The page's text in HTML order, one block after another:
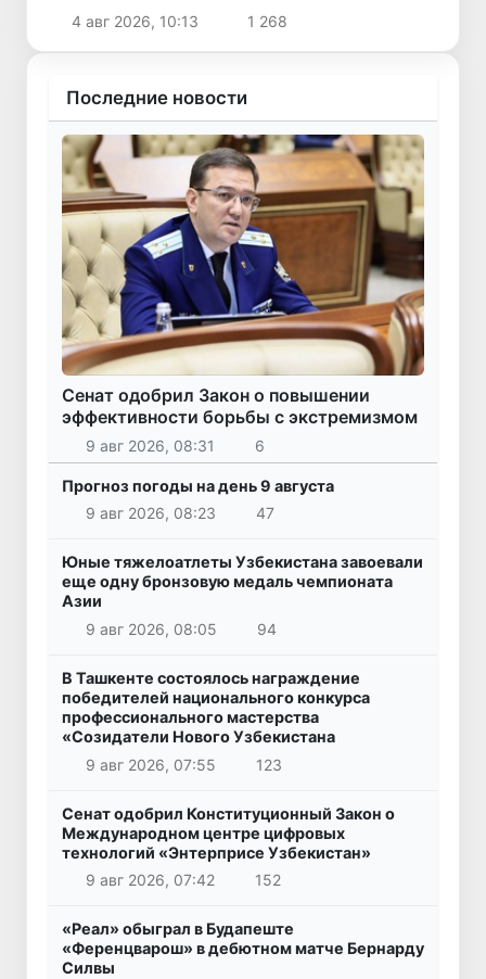
4 авг 2026, 10:13 1 268
Последние новости
Сенат одобрил Закон о повышении
эффективности борьбы с экстремизмом
9 авг 2026, 08:31 6
Прогноз погоды на день 9 августа
9 авг 2026, 08:23
47
Юные тяжелоатлеты Узбекистана завоевали
еще одну бронзовую медаль чемпионата
Азии
9 авг 2026, 08:05
94
В Ташкенте состоялось награждение
победителей национального конкурса
профессионального мастерства
«Созидатели Нового Узбекистана
9 авг 2026, 07:55
123
Сенат одобрил Конституционный Закон о
Международном центре цифровых
технологий «Энтерприсе Узбекистан»
9 авг 2026, 07:42
152
«Реал» обыграл в Будапеште
«Ференцварош» в дебютном матче Бернарду
Силвы